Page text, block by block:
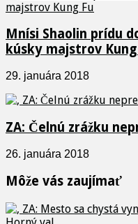
Mnísi Shaolin prídu
kúsky majstrov Kung
29. januára 2018
ZA: Čelnú zrážku
26. januára 2018
Môže vás zaujímať